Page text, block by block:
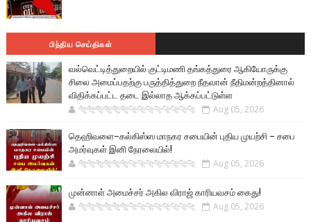
பிந்திய செய்திகள்
வல்வெட்டித்துறையில் குட்டிமணி தங்கத்துரை ஆகியோருக்கு
சிலை அமைப்பதற்கு பருத்தித்துறை நீதவான் நீதிமன்றத்தினால்
விதிக்கப்பட்ட தடை இல்லாத ஆக்கப்பட்டுள்ள
🐅🐅🐅🐅🐅🐅🐆🐆🐆🐆🐆🐆🐆🐆 Aug 05, 2026
தெஹிவளை–கல்கிஸ்ஸ மாநகர சபையின் புதிய முயற்சி – சபை
அமர்வுகள் இனி நேரலையில்!
🐅🐅🐅🐅🐅🐅🐆🐆🐆🐆🐆🐆🐆🐆 Aug 05, 2026
முன்னாள் அமைச்சர் அகில விராஜ் காரியவசம் கைது!
🐅🐅🐅🐅🐅🐅🐆🐆🐆🐆🐆🐆🐆🐆 Aug 05, 2026